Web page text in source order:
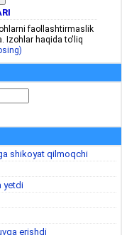
faollashtirmaslik
Izohlar haqida to'liq
shikoyat qilmoqchi
yetdi
erishdi